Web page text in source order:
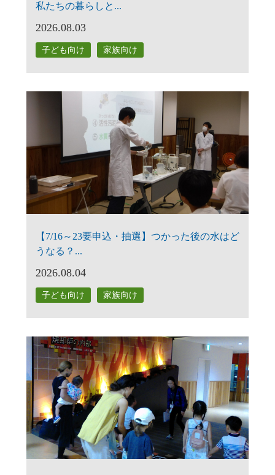
私たちの暮らしと...
2026.08.03
子ども向け 家族向け
【7/16～23要申込・抽選】つかった後の水はど
うなる？...
2026.08.04
子ども向け 家族向け